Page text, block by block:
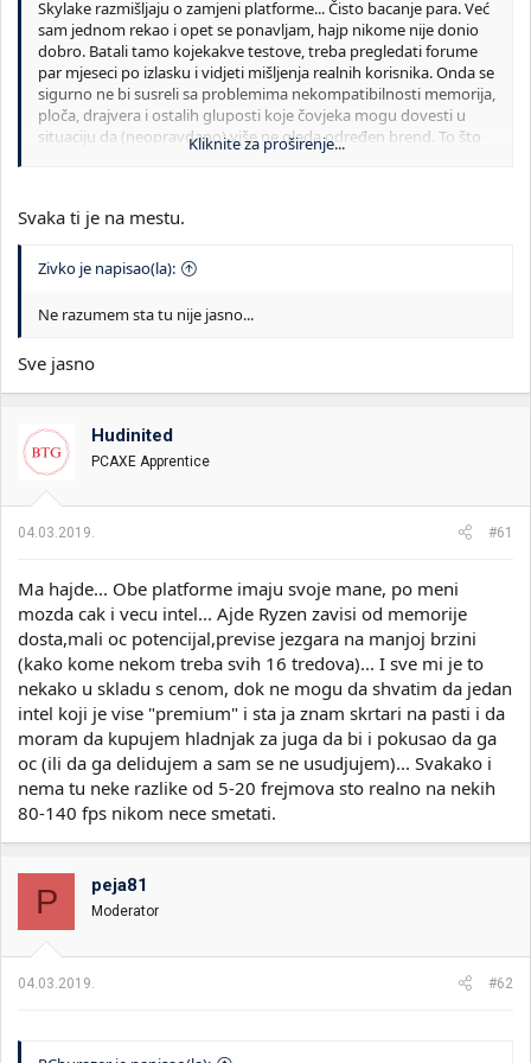
Skylake razmišljaju o zamjeni platforme... Čisto bacanje para. Već
sam jednom rekao i opet se ponavljam, hajp nikome nije donio
dobro. Batali tamo kojekakve testove, treba pregledati forume
par mjeseci po izlasku i vidjeti mišljenja realnih korisnika. Onda se
sigurno ne bi susreli sa problemima nekompatibilnosti memorija,
ploča, drajvera i ostalih gluposti koje čovjeka mogu dovesti u
situaciju da (neopravdano) više ne gleda određen brend. To što
oni svakih 6 mjeseci izbacuju "novi" proizvod prolazi upravo zbog
jednostavno NEMA POTREBE! Što se mene tiče samo neka ih
njih moraju da štancaju ali mi smo ti koji diktiramo tržište. Da ne
"vrište performanse" a na kraju do 15% realnog ubrzanja. Možda
i manje kada se uračuna nova(veća) cijena.
Kliknite za proširenje...
Svaka ti je na mestu.
Zivko je napisao(la):
Ne razumem sta tu nije jasno...
Sve jasno
Hudinited
PCAXE Apprentice
04.03.2019. #61
Ma hajde... Obe platforme imaju svoje mane, po meni
mozda cak i vecu intel... Ajde Ryzen zavisi od memorije
dosta,mali oc potencijal,previse jezgara na manjoj brzini
(kako kome nekom treba svih 16 tredova)... I sve mi je to
nekako u skladu s cenom, dok ne mogu da shvatim da jedan
intel koji je vise "premium" i sta ja znam skrtari na pasti i da
moram da kupujem hladnjak za juga da bi i pokusao da ga
oc (ili da ga delidujem a sam se ne usudjujem)... Svakako i
nema tu neke razlike od 5-20 frejmova sto realno na nekih
80-140 fps nikom nece smetati.
P peja81
Moderator
04.03.2019. #62